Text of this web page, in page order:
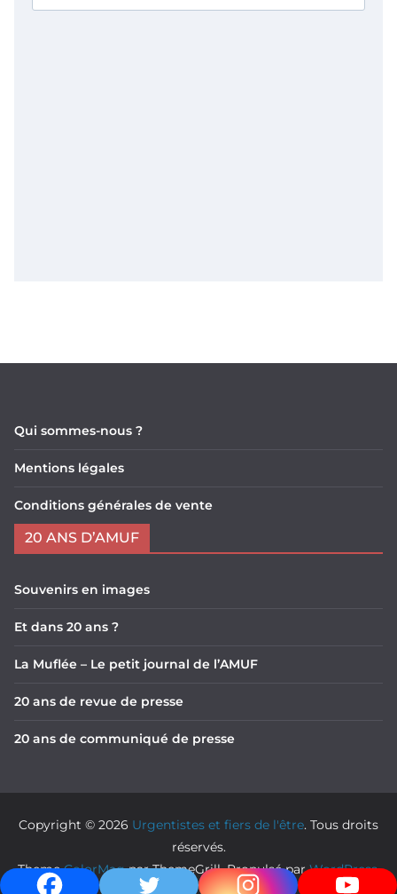
Qui sommes-nous ?
Mentions légales
Conditions générales de vente
20 ANS D’AMUF
Souvenirs en images
Et dans 20 ans ?
La Muflée – Le petit journal de l’AMUF
20 ans de revue de presse
20 ans de communiqué de presse
Copyright © 2026 Urgentistes et fiers de l'être. Tous droits
réservés.
ThemeColorMagpar ThemeGrill. Propulsé parWordPress.